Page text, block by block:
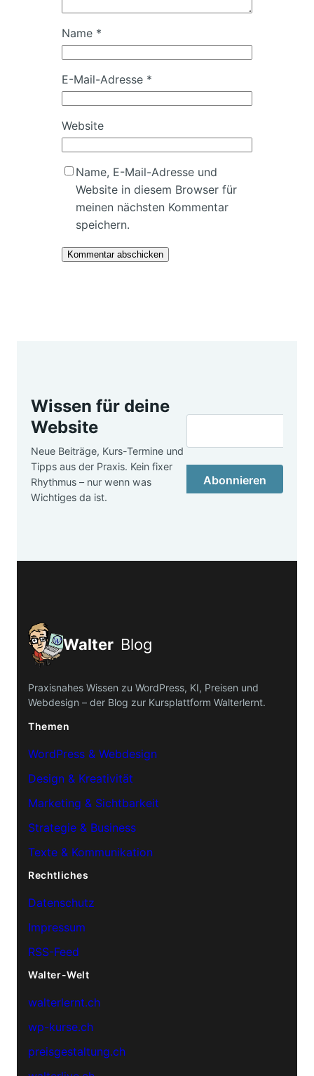
Name *
E-Mail-Adresse *
Website
Name, E-Mail-Adresse und
Website in diesem Browser für
meinen nächsten Kommentar
speichern.
Wissen für deine
Website
Neue Beiträge, Kurs-Termine und
Tipps aus der Praxis. Kein fixer
Rhythmus – nur wenn was
Wichtiges da ist.
Abonnieren
Walter Blog
Praxisnahes Wissen zu WordPress, KI, Preisen und
Webdesign – der Blog zur Kursplattform Walterlernt.
Themen
WordPress & Webdesign
Design & Kreativität
Marketing & Sichtbarkeit
Strategie & Business
Texte & Kommunikation
Rechtliches
Datenschutz
Impressum
RSS-Feed
Walter-Welt
walterlernt.ch
wp-kurse.ch
preisgestaltung.ch